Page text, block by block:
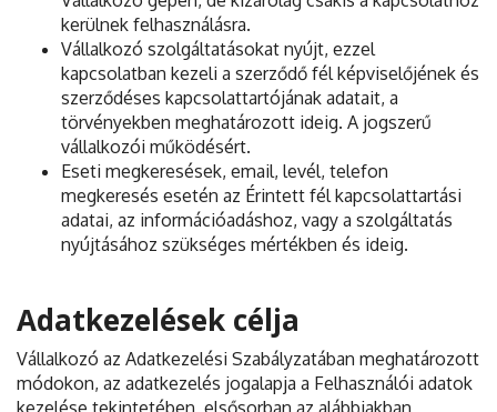
kerülnek felhasználásra.
Vállalkozó szolgáltatásokat nyújt, ezzel
kapcsolatban kezeli a szerződő fél képviselőjének és
szerződéses kapcsolattartójának adatait, a
törvényekben meghatározott ideig. A jogszerű
vállalkozói működésért.
Eseti megkeresések, email, levél, telefon
megkeresés esetén az Érintett fél kapcsolattartási
adatai, az információadáshoz, vagy a szolgáltatás
nyújtásához szükséges mértékben és ideig.
Adatkezelések célja
Vállalkozó az Adatkezelési Szabályzatában meghatározott
módokon, az adatkezelés jogalapja a Felhasználói adatok
kezelése tekintetében, elsősorban az alábbiakban